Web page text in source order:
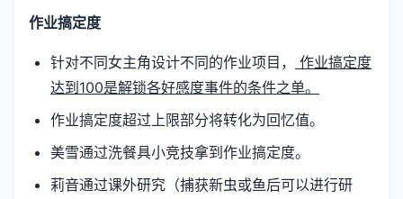
作业搞定度
针对不同女主角设计不同的作业项目，
作业搞定度
达到100是解锁各好感度事件的条件之单。
作业搞定度超过上限部分将转化为回忆值。
美雪通过洗餐具小竞技拿到作业搞定度。
莉音通过课外研究（捕获新虫或鱼后可以进行研